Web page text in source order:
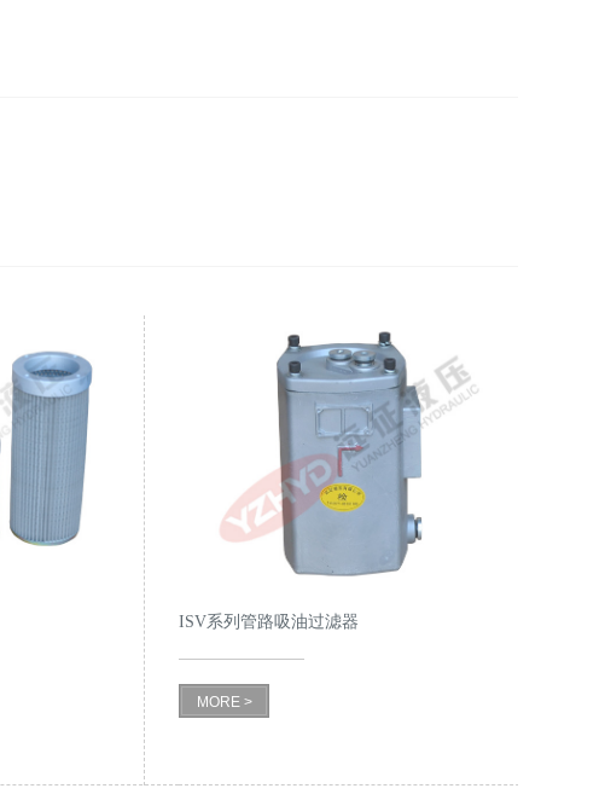
ISV系列管路吸油过滤器
MORE >